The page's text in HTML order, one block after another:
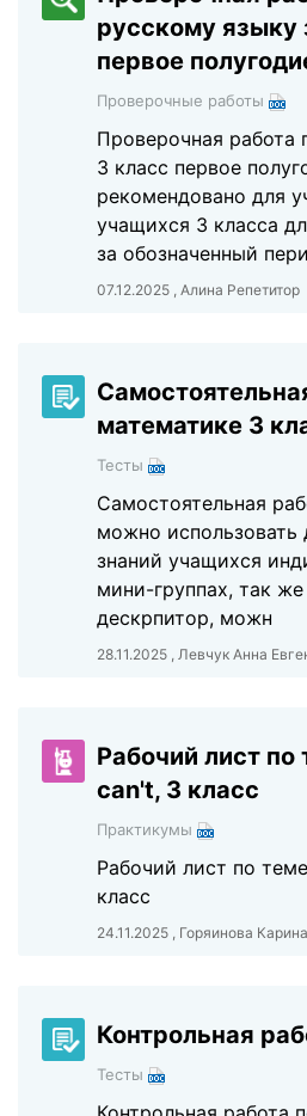
русскому языку
первое
Проверочные работы
Проверочная работа
3 класс первое
рекомендовано для
учащихся 3 класса
за обозначенный
07.12.2025 , Алина Репетитор
математике 3
Тесты
Самостоятельная
можно использовать
знаний учащихся
мини-группах, так
дескрпитор, можн
28.11.2025 , Левчук Анна
Рабочий лист по
can't, 3 класс
Практикумы
Рабочий лист по
класс
24.11.2025 , Горяинова
Контрольная
Тесты